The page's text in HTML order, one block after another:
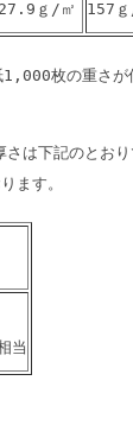
ｇ/㎡ 157
枚の重さが
は下記のとおり
当